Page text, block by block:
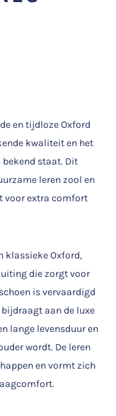
en tijdloze Oxford
kwaliteit en het
staat. Dit
leren zool en
voor extra comfort
klassieke Oxford,
die zorgt voor
is vervaardigd
aan de luxe
lange levensduur en
wordt. De leren
en vormt zich